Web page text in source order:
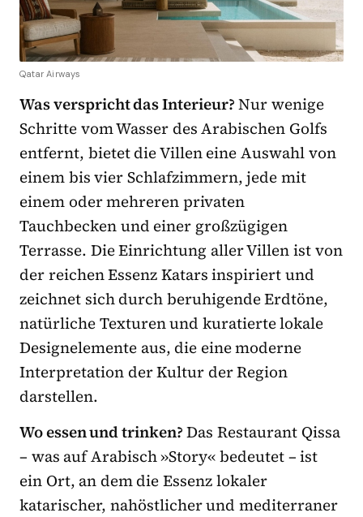
Qatar Airways
Was verspricht das Interieur?Nur wenige
Schritte vom Wasser des Arabischen Golfs
entfernt, bietet die Villen eine Auswahl von
einem bis vier Schlafzimmern, jede mit
einem oder mehreren privaten
Tauchbecken und einer großzügigen
Terrasse. Die Einrichtung aller Villen ist von
der reichen Essenz Katars inspiriert und
zeichnet sich durch beruhigende Erdtöne,
natürliche Texturen und kuratierte lokale
Designelemente aus, die eine moderne
Interpretation der Kultur der Region
darstellen.
Wo essen und trinken?Das Restaurant Qissa
– was auf Arabisch »Story« bedeutet – ist
ein Ort, an dem die Essenz lokaler
katarischer, nahöstlicher und mediterraner